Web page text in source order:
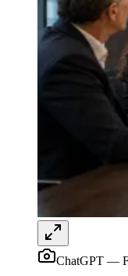
ChatGPT
Uma grande